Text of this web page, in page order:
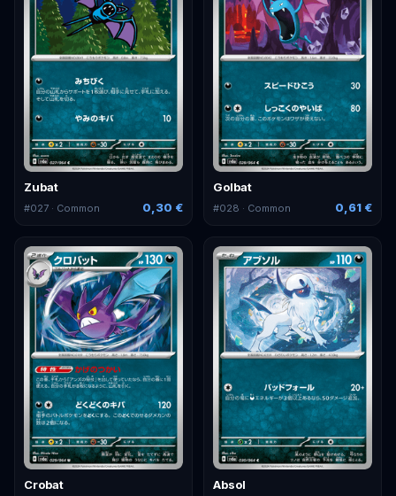
Zubat
#027 · Common 0,30 €
Golbat
#028 · Common 0,61 €
Crobat Absol